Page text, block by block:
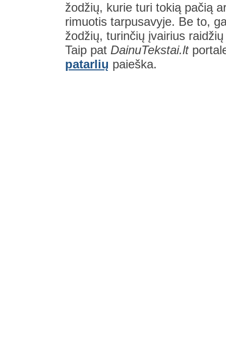
žodžių, kurie turi tokią pačią
rimuotis tarpusavyje. Be to,
žodžių, turinčių įvairius
Taip pat DainuTekstai.lt
patarlių paieška.